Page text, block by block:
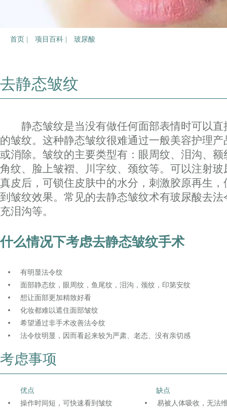
首页 | 项目百科 | 玻尿酸
去静态皱纹
静态皱纹是当没有做任何面部表情时可以直
的皱纹。这种静态皱纹很难通过一般美容护理
或消除。皱纹的主要类型有：眼周纹、泪沟、
角纹、脸上皱褶、川字纹、颈纹等。可以注射
真皮后，可锁住皮肤中的水分，刺激胶原再生
到皱纹效果。常见的去静态皱纹术有玻尿酸去
充泪沟等。
什么情况下考虑去静态皱纹手术
有明显法令纹
面部静态纹，眼周纹，鱼尾纹，泪沟，颈纹，印第安纹
想让面部更加精致好看
化妆都难以遮住面部皱纹
希望通过非手术改善法令纹
法令纹明显，因而看起来较为严肃、老态、没有亲切感
考虑事项
优点
缺点
操作时间短，可快速看到皱纹
易被人体吸收，无法